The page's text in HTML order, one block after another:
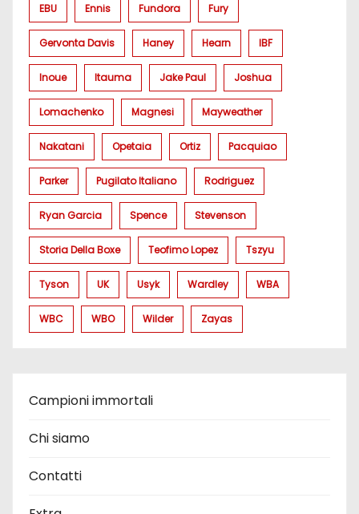
EBU Ennis Fundora Fury
Gervonta Davis Haney Hearn IBF
Inoue Itauma Jake Paul Joshua
Lomachenko Magnesi Mayweather
Nakatani Opetaia Ortiz Pacquiao
Parker Pugilato Italiano Rodriguez
Ryan Garcia Spence Stevenson
Storia Della Boxe Teofimo Lopez Tszyu
Tyson UK Usyk Wardley WBA
WBC WBO Wilder Zayas
Campioni immortali
Chi siamo
Contatti